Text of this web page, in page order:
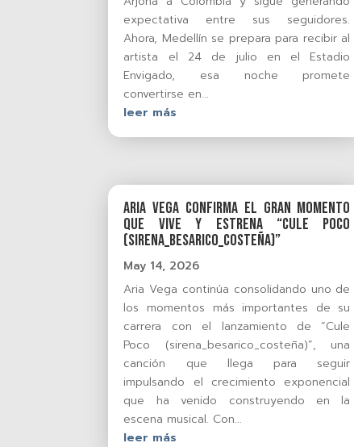
expectativa entre sus seguidores.
Ahora, Medellín se prepara para recibir al
artista el 24 de julio en el Estadio
Envigado, esa noche promete
convertirse en...
leer más
Aria Vega confirma el gran momento
que vive y estrena “Cule Poco
(sirena_besarico_costeña)”
May 14, 2026
Aria Vega continúa consolidando uno de
los momentos más importantes de su
carrera con el lanzamiento de “Cule
Poco (sirena_besarico_costeña)”, una
canción que llega para seguir
impulsando el crecimiento exponencial
que ha venido construyendo en la
escena musical. Con...
leer más